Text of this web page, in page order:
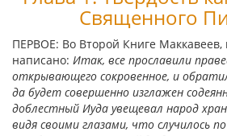
Священного
ПЕРВОЕ: Во Второй Книге Маккавеев,
написано: Итак, все прославили
открывающего сокровенное, и
да будет совершенно изглажен
доблестный Иуда увещевал народ
видя своими глазами, что случилось